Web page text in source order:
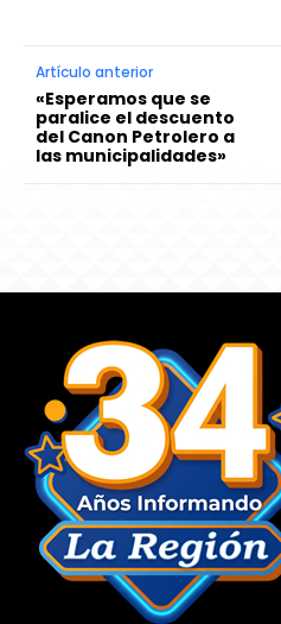
Artículo anterior
«Esperamos que se
paralice el descuento
del Canon Petrolero a
las municipalidades»